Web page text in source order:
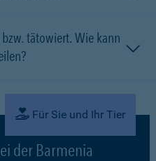
tätowiert. Wie kann
Für Sie und Ihr Tier
der Barmenia